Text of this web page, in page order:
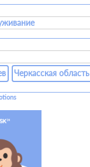
Черкасская область